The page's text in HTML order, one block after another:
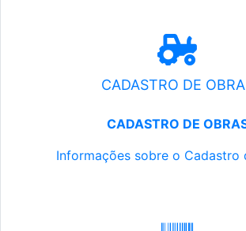
CADASTRO DE
CADASTRO DE
Informações sobre o Cadastro